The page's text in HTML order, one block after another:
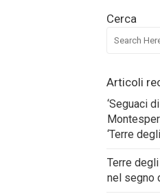
Cerca
Articoli
‘Seguaci
‘Terre
Terre
nel segno